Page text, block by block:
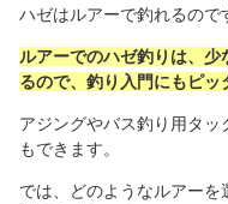
ハゼはルアーで釣れるので
ルアーでのハゼ釣りは、
るので、釣り入門にもピッ
アジングやバス釣り用タッ
もできます。
では、どのようなルアー